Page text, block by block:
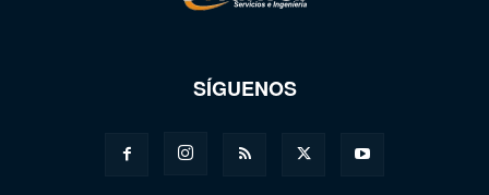
SÍGUENOS